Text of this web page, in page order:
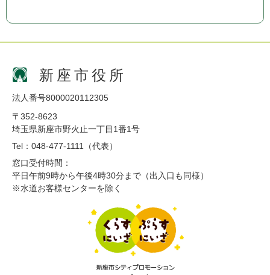
新座市役所
法人番号8000020112305
〒352-8623
埼玉県新座市野火止一丁目1番1号
Tel：048-477-1111（代表）
窓口受付時間：
平日午前9時から午後4時30分まで（出入口も同様）
※水道お客様センターを除く